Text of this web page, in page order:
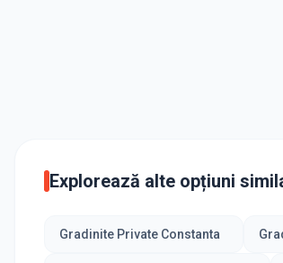
Explorează alte opțiuni
Gradinite Private Constanta